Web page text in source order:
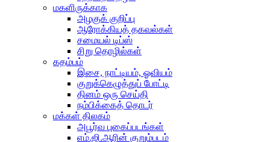
மகளிருக்காக
அழகுக் குறிப்பு
ஆரோக்கியத் தகவல்கள்
சமையல் டிப்ஸ்
சிறு தொழில்கள்
கதம்பம்
இசை, நாட்டியம், ஓவியம்
குறுக்கெழுத்துப் போட்டி
தினம் ஒரு செய்தி
நம்பிக்கைத் தொடர்
மக்கள் திலகம்
அபூர்வ புகைப்படங்கள்
எம்.ஜி.ஆரின் குறும்படம்